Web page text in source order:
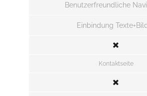
Benutzerfreundliche
Einbindung
Kontaktseite